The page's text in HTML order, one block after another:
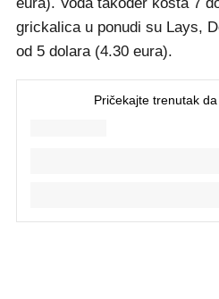
eura). Voda također košta 7
grickalica u ponudi su Lays,
od 5 dolara (4.30 eura).